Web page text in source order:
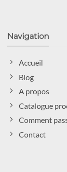
Navigation
Accueil
Blog
A propos
Catalogue
Comment
Contact